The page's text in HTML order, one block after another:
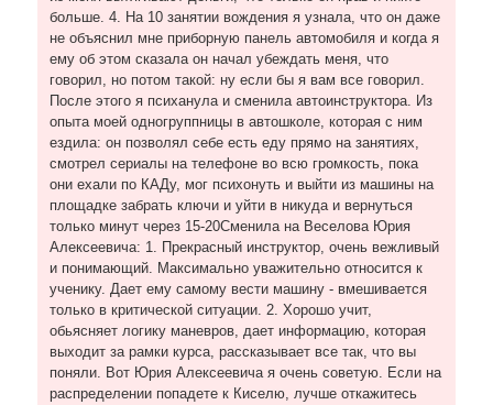
больше. 4. На 10 занятии вождения я узнала, что он даже
не объяснил мне приборную панель автомобиля и когда я
ему об этом сказала он начал убеждать меня, что
говорил, но потом такой: ну если бы я вам все говорил.
После этого я психанула и сменила автоинструктора. Из
опыта моей одногруппницы в автошколе, которая с ним
ездила: он позволял себе есть еду прямо на занятиях,
смотрел сериалы на телефоне во всю громкость, пока
они ехали по КАДу, мог психонуть и выйти из машины на
площадке забрать ключи и уйти в никуда и вернуться
только минут через 15-20Сменила на Веселова Юрия
Алексеевича: 1. Прекрасный инструктор, очень вежливый
и понимающий. Максимально уважительно относится к
ученику. Дает ему самому вести машину - вмешивается
только в критической ситуации. 2. Хорошо учит,
обьясняет логику маневров, дает информацию, которая
выходит за рамки курса, рассказывает все так, что вы
поняли. Вот Юрия Алексеевича я очень советую. Если на
распределении попадете к Киселю, лучше откажитесь